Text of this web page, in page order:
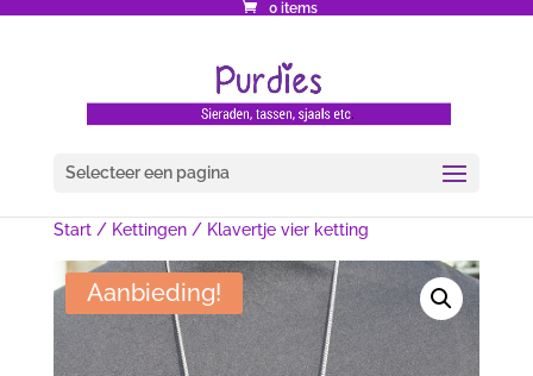
0 items
Selecteer een pagina
Start/ Kettingen/ Klavertje vier ketting
Aanbieding!